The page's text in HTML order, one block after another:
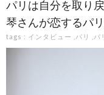
パリは自分を取り
琴さんが恋するパ
tags : インタビュー パリ パ